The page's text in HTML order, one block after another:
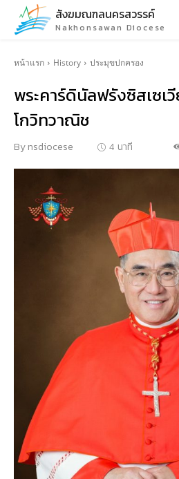
สังฆมณฑลนครสวรรค์
Nakhonsawan Diocese
หน้าแรก History ประมุขปกครอง
พระคาร์ดินัลฟรังซิสเซเ
โกวิทวาณิช
Bynsdiocese 4 นาที